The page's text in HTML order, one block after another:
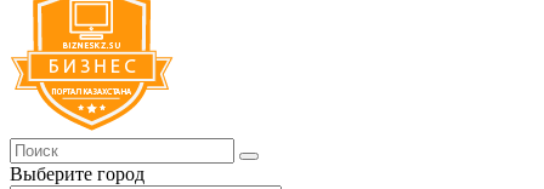
Выберите город